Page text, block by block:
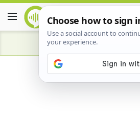
Advertisement